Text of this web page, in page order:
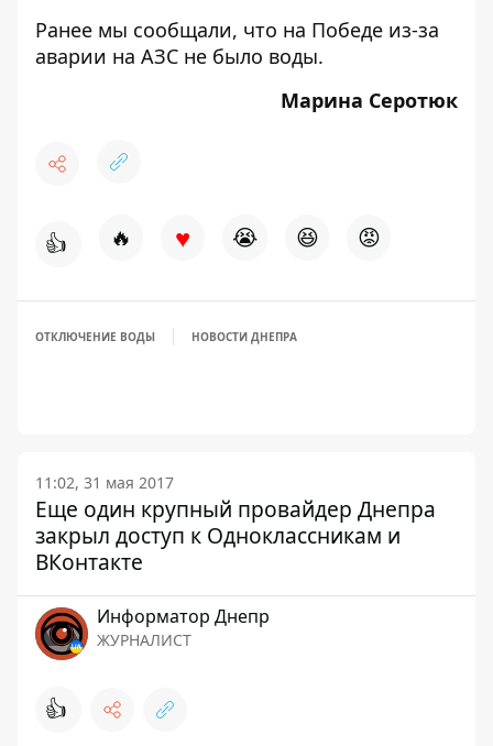
Ранее мы сообщали, что на Победе из-за
аварии на АЗС не было воды.
Марина Серотюк
👍 🔥 ♥ 😭 😆 😡
ОТКЛЮЧЕНИЕ ВОДЫ НОВОСТИ ДНЕПРА
11:02, 31 мая 2017
Еще один крупный провайдер Днепра
закрыл доступ к Одноклассникам и
ВКонтакте
Информатор Днепр
ЖУРНАЛИСТ
👍